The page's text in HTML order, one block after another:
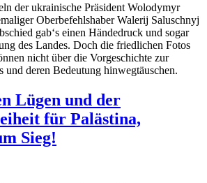
der ukrainische Präsident Wolodymyr
Oberbefehlshaber Walerij Saluschnyj
gab‘s einen Händedruck und sogar
des Landes. Doch die friedlichen Fotos
nicht über die Vorgeschichte zur
und deren Bedeutung hinwegtäuschen.
Lügen und der
für Palästina,
Sieg!